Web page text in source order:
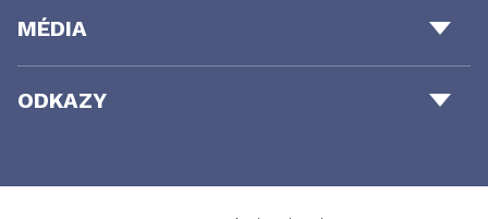
MÉDIA
ODKAZY